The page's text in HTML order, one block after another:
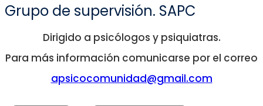
Grupo de supervisión. SAPC
Dirigido a psicólogos y psiquiatras.
Para más información comunicarse por el correo
apsicocomunidad@gmail.com